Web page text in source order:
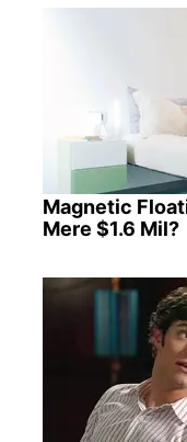
Magnetic
Mere $1.6 Mil?